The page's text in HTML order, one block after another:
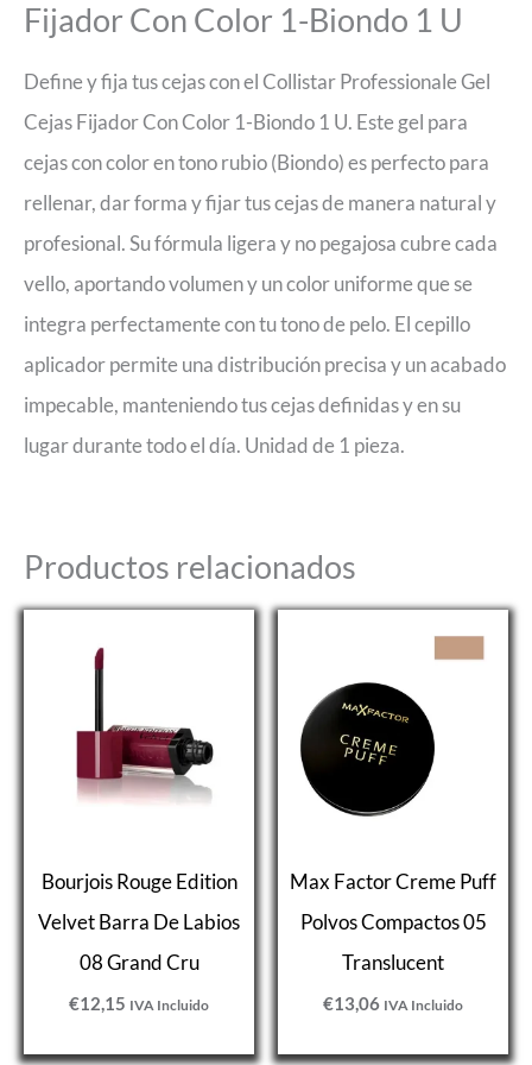
Fijador Con Color 1-Biondo 1 U
Define y fija tus cejas con el Collistar Professionale Gel
Cejas Fijador Con Color 1-Biondo 1 U. Este gel para
cejas con color en tono rubio (Biondo) es perfecto para
rellenar, dar forma y fijar tus cejas de manera natural y
profesional. Su fórmula ligera y no pegajosa cubre cada
vello, aportando volumen y un color uniforme que se
integra perfectamente con tu tono de pelo. El cepillo
aplicador permite una distribución precisa y un acabado
impecable, manteniendo tus cejas definidas y en su
lugar durante todo el día. Unidad de 1 pieza.
Productos relacionados
Bourjois Rouge Edition
Velvet Barra De Labios
08 Grand Cru
€12,15 IVA Incluido
Max Factor Creme Puff
Polvos Compactos 05
Translucent
€13,06 IVA Incluido